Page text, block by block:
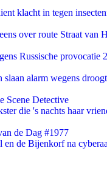
klacht in tegen
over route Straat van
Russische provocatie
slaan alarm wegens
Scene Detective
die 's nachts haar
de Dag #1977
en de Bijenkorf na